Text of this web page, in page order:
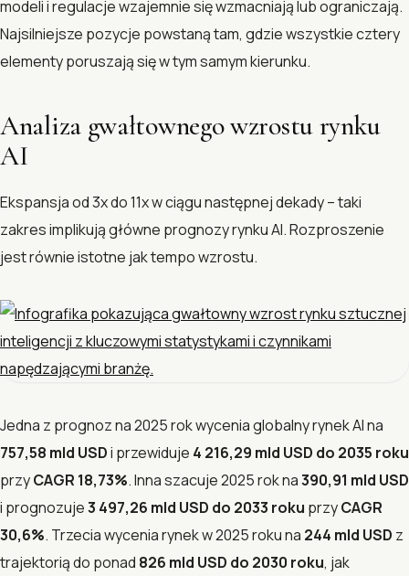
modeli i regulacje wzajemnie się wzmacniają lub ograniczają.
Najsilniejsze pozycje powstaną tam, gdzie wszystkie cztery
elementy poruszają się w tym samym kierunku.
Analiza gwałtownego wzrostu rynku
AI
Ekspansja od 3x do 11x w ciągu następnej dekady – taki
zakres implikują główne prognozy rynku AI. Rozproszenie
jest równie istotne jak tempo wzrostu.
Jedna z prognoz na 2025 rok wycenia globalny rynek AI na
757,58 mld USDi przewiduje 4 216,29 mld USD do 2035 roku
przyCAGR 18,73%. Inna szacuje 2025 rok na390,91 mld USD
i prognozuje3 497,26 mld USD do 2033 roku przyCAGR
30,6%. Trzecia wycenia rynek w 2025 roku na 244 mld USD z
trajektorią do ponad 826 mld USD do 2030 roku, jak